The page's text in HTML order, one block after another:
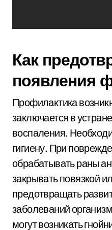
Как
появления
Профилактика
заключается в
воспаления.
гигиену. При
обрабатывать раны
закрывать повязкой
предотвращать
заболеваний
могут возникать